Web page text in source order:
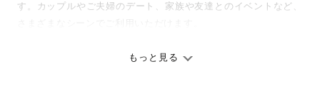
す。カップルやご夫婦のデート、家族や友達とのイベントなど、
ありのままの空気感を大切に、何十年経っても見返したくなるよ
もっと見る